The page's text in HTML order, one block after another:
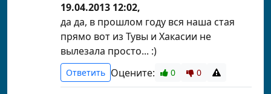
19.04.2013 12:02,
да да, в прошлом году вся наша стая
прямо вот из Тувы и Хакасии не
вылезала просто... :)
Ответить Оцените: 0 0